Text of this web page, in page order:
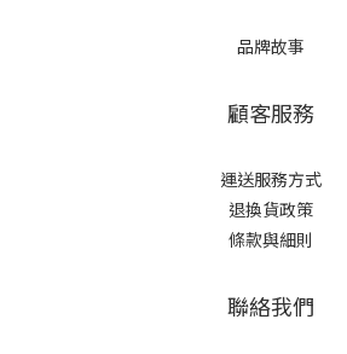
品牌故事
顧客服務
運送服務方式
退換貨政策
條款與細則
聯絡我們